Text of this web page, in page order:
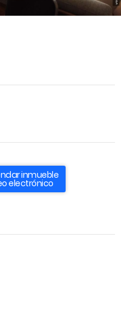
inmueble
electrónico